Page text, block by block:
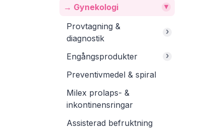
→ Gynekologi
▾
Provtagning &
diagnostik
›
Engångsprodukter ›
Preventivmedel & spiral
Milex prolaps- &
inkontinensringar
Assisterad befruktning